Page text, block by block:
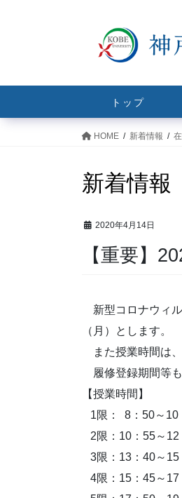
トップ
HOME 新着情報
新着情報
2020年4月14日
【重要】
新型コロナウィル
（月）とします。
また授業時間は、
履修登録期間等も
【授業時間】
1限： 8：50～10
2限：10：55～12
3限：13：40～15
4限：15：45～17